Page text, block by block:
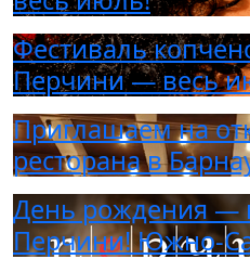
Фестиваль
Перчини — весь
Приглашаем на
ресторана в
День рождения —
Перчини! Южно-